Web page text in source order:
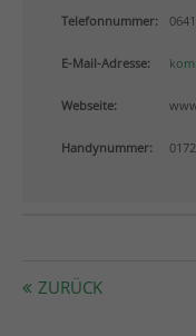
Aenean commodo
parturient montes,
Telefonnummer:
E-Mail-Adresse:
Webseite:
Handynummer:
ZURÜCK